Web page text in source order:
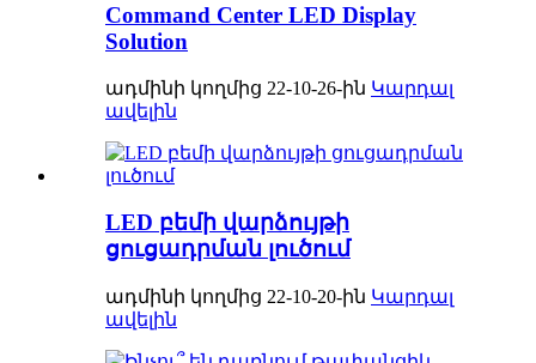
Command Center LED Display
Solution
ադմինի կողմից 22-10-26-ին Կարդալ
ավելին
LED բեմի վարձույթի
ցուցադրման լուծում
ադմինի կողմից 22-10-20-ին Կարդալ
ավելին